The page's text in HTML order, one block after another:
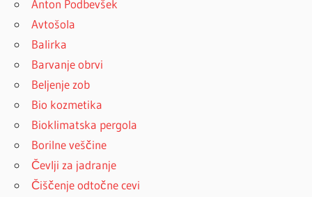
Anton Podbevšek
Avtošola
Balirka
Barvanje obrvi
Beljenje zob
Bio kozmetika
Bioklimatska pergola
Borilne veščine
Čevlji za jadranje
Čiščenje odtočne cevi